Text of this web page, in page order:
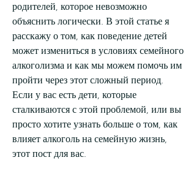
родителей, которое невозможно
объяснить логически. В этой статье я
расскажу о том, как поведение детей
может измениться в условиях семейного
алкоголизма и как мы можем помочь им
пройти через этот сложный период.
Если у вас есть дети, которые
сталкиваются с этой проблемой, или вы
просто хотите узнать больше о том, как
влияет алкоголь на семейную жизнь,
этот пост для вас.